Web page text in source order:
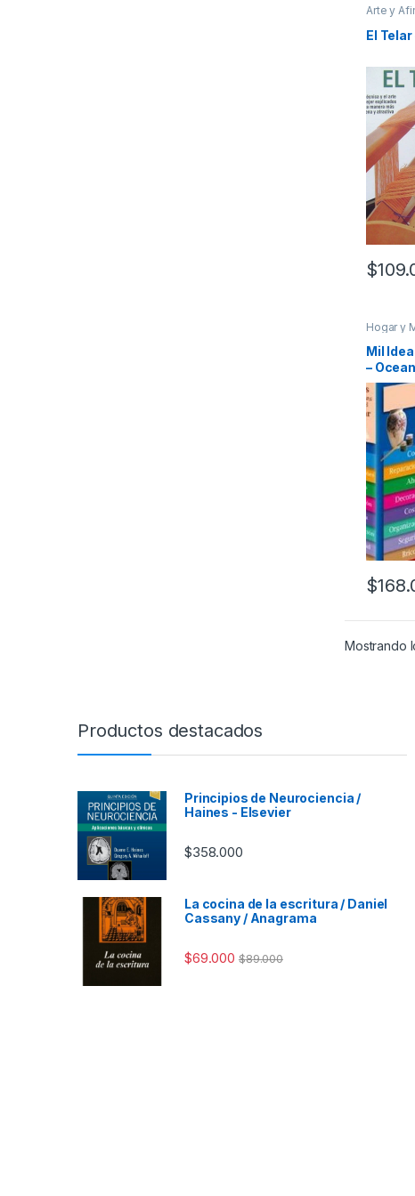
Arte y
Varios
El
$
Hogar y
Mil
–
$
Mostrando
Productos destacados
Principios de Neurociencia /
Haines - Elsevier
$358.000
La cocina de la escritura / Daniel
Cassany / Anagrama
$69.000 $89.000